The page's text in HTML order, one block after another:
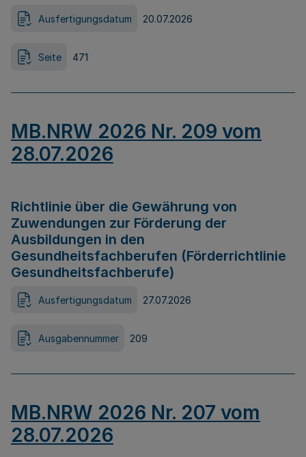
Ausfertigungsdatum 20.07.2026
Seite 471
MB.NRW 2026 Nr. 209 vom
28.07.2026
Richtlinie über die Gewährung von
Zuwendungen zur Förderung der
Ausbildungen in den
Gesundheitsfachberufen (Förderrichtlinie
Gesundheitsfachberufe)
Ausfertigungsdatum 27.07.2026
Ausgabennummer 209
MB.NRW 2026 Nr. 207 vom
28.07.2026